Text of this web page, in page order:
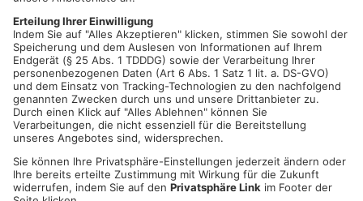
Menschen aus rassistischen Motiven. Anschließend tötete er
seine Mutter und sich selbst. Erst vor wenigen Wochen ist
zudem ein weiterer Mann an den Spätfolgen seiner
Verletzungen gestorben.
Artikel teilen
ANZEIGE